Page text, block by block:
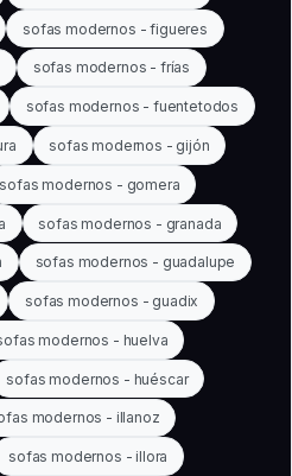
sofas modernos - figueres
sofas modernos - frías
sofas modernos - fuentetodos
sofas modernos - gijón
sofas modernos - gomera
sofas modernos - granada
sofas modernos - guadalupe
sofas modernos - guadix
modernos - huelva
sofas modernos - huéscar
modernos - illanoz
sofas modernos - illora